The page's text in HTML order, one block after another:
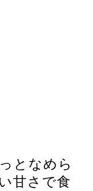
となめら
甘さで食